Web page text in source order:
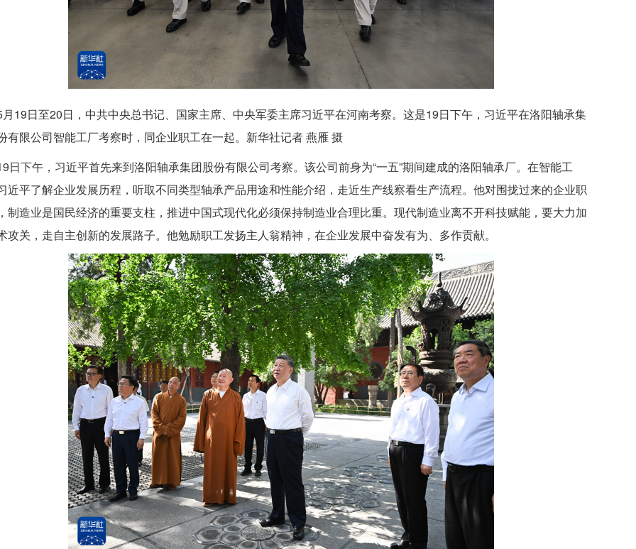
月19日至20日，中共中央总书记、国家主席、中央军委主席习近平在河南考察。这是19日下午，习近平在洛阳轴承集
有限公司智能工厂考察时，同企业职工在一起。新华社记者 燕雁 摄
日下午，习近平首先来到洛阳轴承集团股份有限公司考察。该公司前身为“一五”期间建成的洛阳轴承厂。在智能工
近平了解企业发展历程，听取不同类型轴承产品用途和性能介绍，走近生产线察看生产流程。他对围拢过来的企业职
制造业是国民经济的重要支柱，推进中国式现代化必须保持制造业合理比重。现代制造业离不开科技赋能，要大力加
攻关，走自主创新的发展路子。他勉励职工发扬主人翁精神，在企业发展中奋发有为、多作贡献。